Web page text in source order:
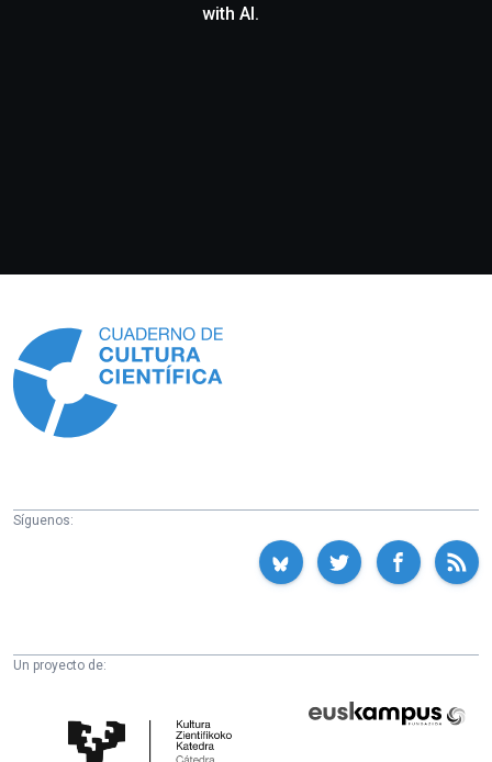
with AI.
Síguenos:
Un proyecto de:
Cultura
Fundazioa